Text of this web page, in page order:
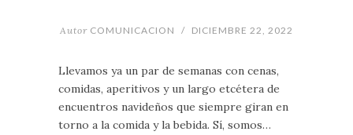
Autor COMUNICACION / DICIEMBRE 22, 2022
Llevamos ya un par de semanas con cenas,
comidas, aperitivos y un largo etcétera de
encuentros navideños que siempre giran en
torno a la comida y la bebida. Sí, somos…